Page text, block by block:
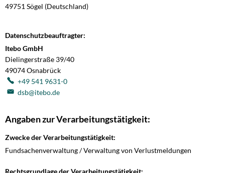
49751 Sögel (Deutschland)
Datenschutzbeauftragter:
Itebo GmbH
Dielingerstraße 39/40
49074Osnabrück
+49 541 9631-0
dsb@itebo.de
Angaben zur Verarbeitungstätigkeit:
Zwecke der Verarbeitungstätigkeit:
Fundsachenverwaltung / Verwaltung von Verlustmeldungen